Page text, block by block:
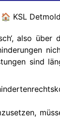
KSL
also
sind